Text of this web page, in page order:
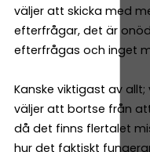
väljer att skicka med
efterfrågar, det är
efterfrågas och inget
Kanske viktigast av
väljer att bortse från
då det finns flertalet
hur det faktiskt